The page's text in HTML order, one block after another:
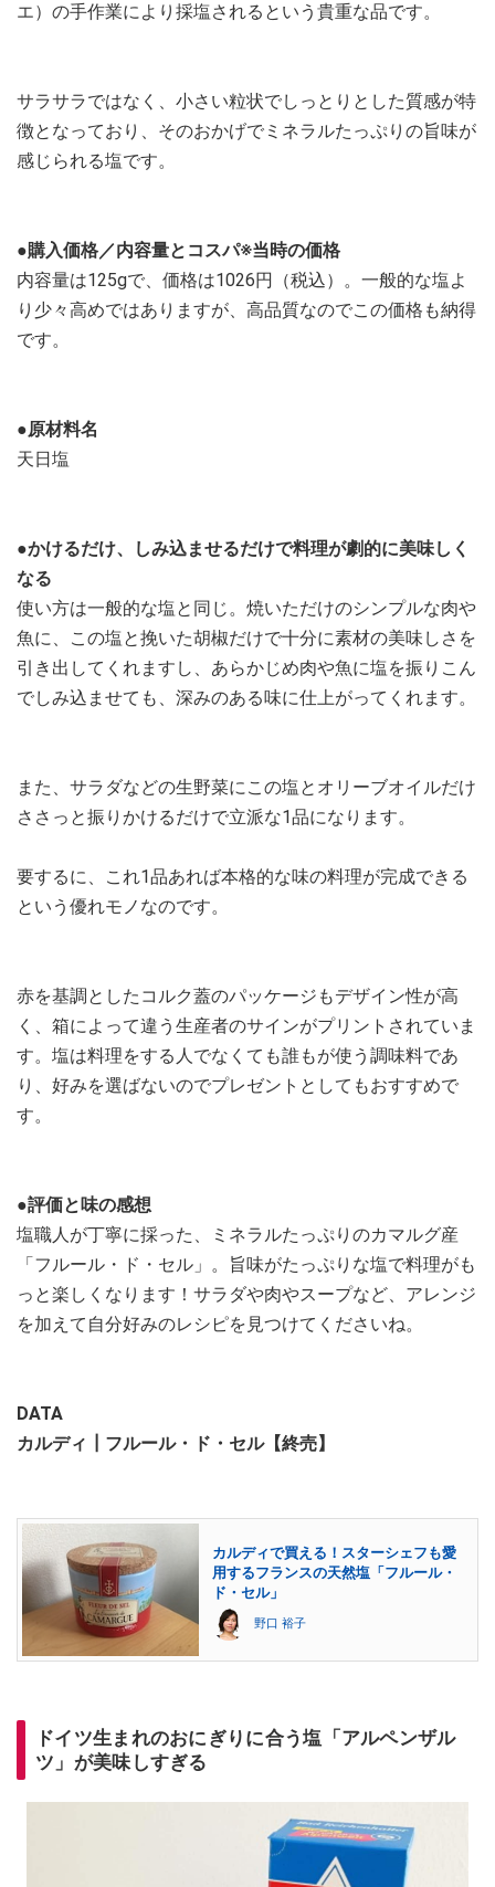
エ）の手作業により採塩されるという貴重な品です。
サラサラではなく、小さい粒状でしっとりとした質感が特
徴となっており、そのおかげでミネラルたっぷりの旨味が
感じられる塩です。
●購入価格／内容量とコスパ※当時の価格
内容量は125gで、価格は1026円（税込）。一般的な塩よ
り少々高めではありますが、高品質なのでこの価格も納得
です。
●原材料名
天日塩
●かけるだけ、しみ込ませるだけで料理が劇的に美味しく
なる
使い方は一般的な塩と同じ。焼いただけのシンプルな肉や
魚に、この塩と挽いた胡椒だけで十分に素材の美味しさを
引き出してくれますし、あらかじめ肉や魚に塩を振りこん
でしみ込ませても、深みのある味に仕上がってくれます。
また、サラダなどの生野菜にこの塩とオリーブオイルだけ
ささっと振りかけるだけで立派な1品になります。
要するに、これ1品あれば本格的な味の料理が完成できる
という優れモノなのです。
赤を基調としたコルク蓋のパッケージもデザイン性が高
く、箱によって違う生産者のサインがプリントされていま
す。塩は料理をする人でなくても誰もが使う調味料であ
り、好みを選ばないのでプレゼントとしてもおすすめで
す。
●評価と味の感想
塩職人が丁寧に採った、ミネラルたっぷりのカマルグ産
「フルール・ド・セル」。旨味がたっぷりな塩で料理がも
っと楽しくなります！サラダや肉やスープなど、アレンジ
を加えて自分好みのレシピを見つけてくださいね。
DATA
カルディ┃フルール・ド・セル【終売】
カルディで買える！スターシェフも愛
用するフランスの天然塩「フルール・
ド・セル」
野口 裕子
ドイツ生まれのおにぎりに合う塩「アルペンザル
ツ」が美味しすぎる